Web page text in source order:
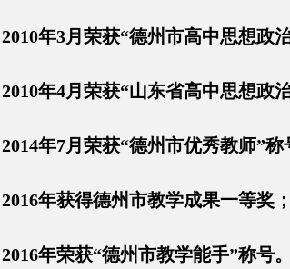
2010年3月荣获“德州市高中思想政
2010年4月荣获“山东省高中思想政
2014年7月荣获“德州市优秀教师”称
2016年获得德州市教学成果一等奖；
2016年荣获“德州市教学能手”称号。